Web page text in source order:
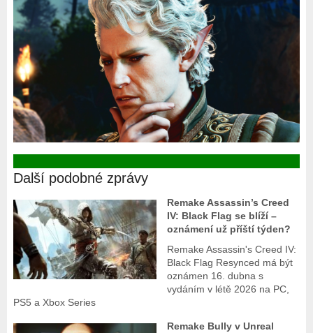
Další podobné zprávy
Remake Assassin’s Creed
IV: Black Flag se blíží –
oznámení už příští týden?
Remake Assassin's Creed IV:
Black Flag Resynced má být
oznámen 16. dubna s
vydáním v létě 2026 na PC,
PS5 a Xbox Series
Remake Bully v Unreal